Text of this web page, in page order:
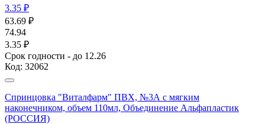
3.35 ₽
63.69 ₽
74.94
3.35 ₽
Срок годности - до 12.26
Код: 32062
Спринцовка "Виталфарм" ПВХ, №3А с мягким
наконечником, объем 110мл, Объединение Альфапластик
(РОССИЯ)